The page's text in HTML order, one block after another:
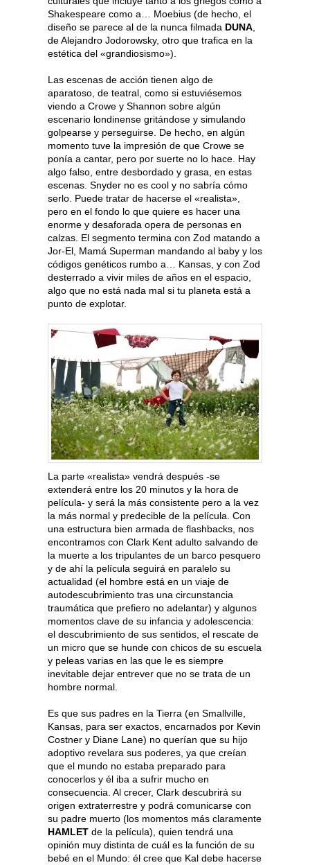
Shakespeare como a… Moebius (de hecho, el
diseño se parece al de la nunca filmada DUNA
de Alejandro Jodorowsky, otro que trafica en la
estética del «grandiosismo»).
Las escenas de acción tienen algo de
aparatoso, de teatral, como si estuviésemos
viendo a Crowe y Shannon sobre algún
escenario londinense gritándose y simulando
golpearse y perseguirse. De hecho, en algún
momento tuve la impresión de que Crowe se
ponía a cantar, pero por suerte no lo hace. Hay
algo falso, entre desbordado y grasa, en estas
escenas. Snyder no es cool y no sabría cómo
serlo. Puede tratar de hacerse el «realista»,
pero en el fondo lo que quiere es hacer una
enorme y desaforada opera de personas en
calzas. El segmento termina con Zod matando a
Jor-El, Mamá Superman mandando al baby y los
códigos genéticos rumbo a… Kansas, y con Zod
desterrado a vivir miles de años en el espacio,
algo que no está nada mal si tu planeta está a
punto de explotar.
La parte «realista» vendrá después -se
extenderá entre los 20 minutos y la hora de
película- y será la más consistente pero a la vez
la más normal y predecible de la película. Con
una estructura bien armada de flashbacks, nos
encontramos con Clark Kent adulto salvando de
la muerte a los tripulantes de un barco pesquero
y de ahí la película seguirá en paralelo su
actualidad (el hombre está en un viaje de
autodescubrimiento tras una circunstancia
traumática que prefiero no adelantar) y algunos
momentos clave de su infancia y adolescencia:
el descubrimiento de sus sentidos, el rescate de
un micro que se hunde con chicos de su escuela
y peleas varias en las que le es siempre
inevitable dejar entrever que no se trata de un
hombre normal.
Es que sus padres en la Tierra (en Smallville,
Kansas, para ser exactos, encarnados por Kevin
Costner y Diane Lane) no querían que su hijo
adoptivo revelara sus poderes, ya que creían
que el mundo no estaba preparado para
conocerlos y él iba a sufrir mucho en
consecuencia. Al crecer, Clark descubrirá su
origen extraterrestre y podrá comunicarse con
su padre muerto (los momentos más claramente
HAMLET de la película), quien tendrá una
opinión muy distinta de cuál es la función de su
bebé en el Mundo: él cree que Kal debe hacerse